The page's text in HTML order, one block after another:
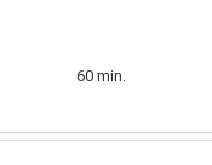
60 min.